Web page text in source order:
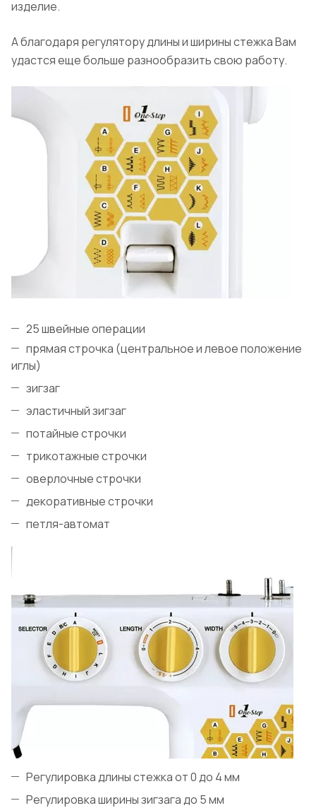
изделие.
А благодаря регулятору длины и ширины стежка Вам
удастся еще больше разнообразить свою работу.
25 швейные операции
прямая строчка (центральное и левое положение
иглы)
зигзаг
эластичный зигзаг
потайные строчки
трикотажные строчки
оверлочные строчки
декоративные строчки
петля-автомат
Регулировка длины стежка от 0 до 4 мм
Регулировка ширины зигзага до 5 мм